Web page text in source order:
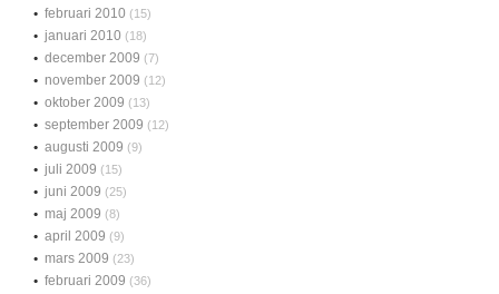
februari 2010 (15)
januari 2010 (18)
december 2009 (7)
november 2009 (12)
oktober 2009 (13)
september 2009 (12)
augusti 2009 (9)
juli 2009 (15)
juni 2009 (25)
maj 2009 (8)
april 2009 (9)
mars 2009 (23)
februari 2009 (36)